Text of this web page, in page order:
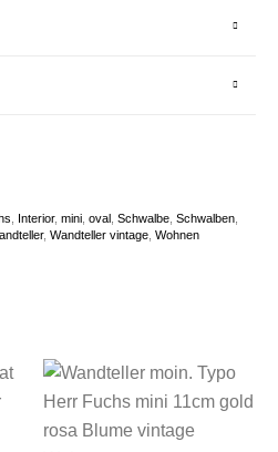
Interior,mini ,oval ,Schwalbe ,Schwalben
,Wandteller vintage ,Wohnen